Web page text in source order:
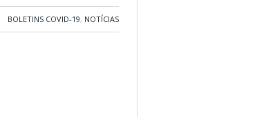
BOLETINS COVID-19, NOTÍCIAS